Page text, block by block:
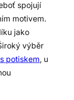
spojují
motivem.
jako
výběr
potiskem, u